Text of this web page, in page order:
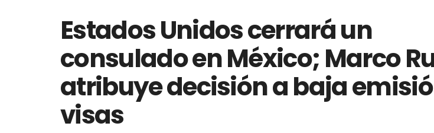
Estados Unidos cerrará un
consulado en México; Marco
atribuye decisión a baja
visas